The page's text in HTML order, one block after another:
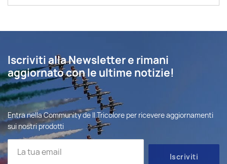
Iscriviti alla Newsletter e rimani
aggiornato con le ultime notizie!
Entra nella Community de Il Tricolore per ricevere aggiornamenti
sui nostri prodotti